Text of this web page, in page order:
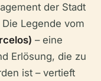
der Stadt
Legende vom
– eine
Erlösung, die zu
ist – vertieft